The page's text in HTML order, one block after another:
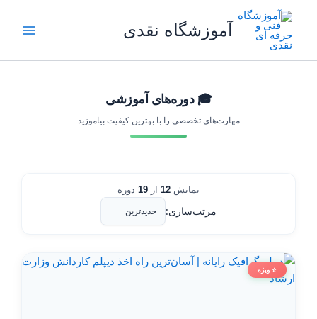
آموزشگاه نقدی
🎓 دوره‌های آموزشی
مهارت‌های تخصصی را با بهترین کیفیت بیاموزید
نمایش 12 از 19 دوره
مرتب‌سازی:
⭐ ویژه